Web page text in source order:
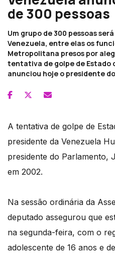
de 300 pessoas
Um grupo de 300 pessoas
Venezuela, entre elas os
Metropolitana presos por
tentativa de golpe de Estado
anunciou hoje o presidente
A tentativa de golpe de
presidente da Venezuela
presidente do Parlamento,
em 2002.
Na sessão ordinária da
deputado assegurou que
na segunda-feira, com o
adolescente de 16 anos e